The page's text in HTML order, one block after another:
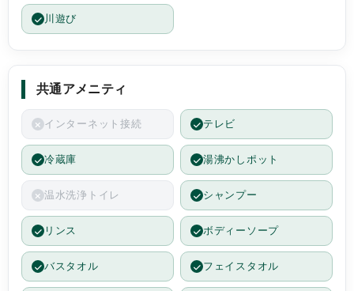
川遊び
共通アメニティ
インターネット接続 テレビ
冷蔵庫 湯沸かしポット
温水洗浄トイレ シャンプー
リンス ボディーソープ
バスタオル フェイスタオル